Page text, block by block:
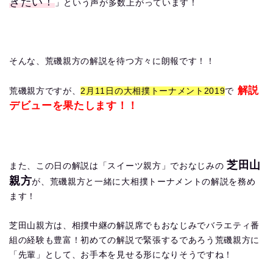
」という声が多数上がっています！
そんな、荒磯親方の解説を待つ方々に朗報です！！
荒磯親方ですが、2月11日の大相撲トーナメント2019で 解説
デビューを果たします！！
また、この日の解説は「スイーツ親方」でおなじみの 芝田山
親方が、荒磯親方と一緒に大相撲トーナメントの解説を務め
ます！
芝田山親方は、相撲中継の解説席でもおなじみでバラエティ番
組の経験も豊富！初めての解説で緊張するであろう荒磯親方に
「先輩」として、お手本を見せる形になりそうですね！